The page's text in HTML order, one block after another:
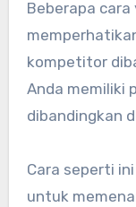
Beberapa
kompetitor
Anda memiliki
dibandingkan
Cara seperti
untuk